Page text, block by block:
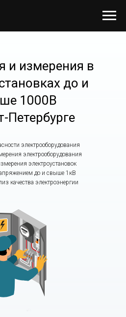
и измерения в
до и
1000В
Петербурге
электрооборудования
электрооборудования
электроустановок
до и свыше 1кВ
качества электроэнергии